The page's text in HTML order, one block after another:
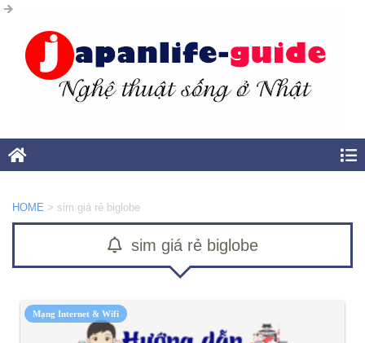
HOME > sim giá rẻ biglobe
sim giá rẻ biglobe
Mạng Internet & Wifi